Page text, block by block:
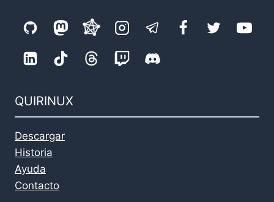
QUIRINUX
Descargar
Historia
Ayuda
Contacto